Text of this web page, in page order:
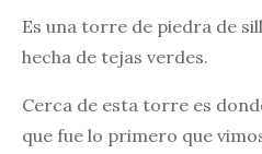
Es una torre de piedra de
hecha de tejas verdes.
Cerca de esta torre es
que fue lo primero que